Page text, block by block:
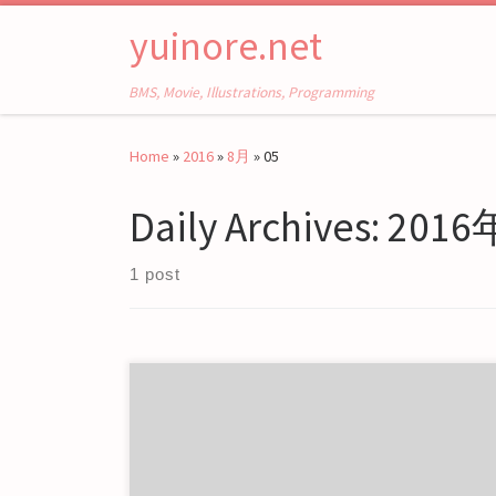
yuinore.net
BMS, Movie, Illustrations, Programming
Home » 2016» 8月 »05
Daily Archives: 2016
1 post